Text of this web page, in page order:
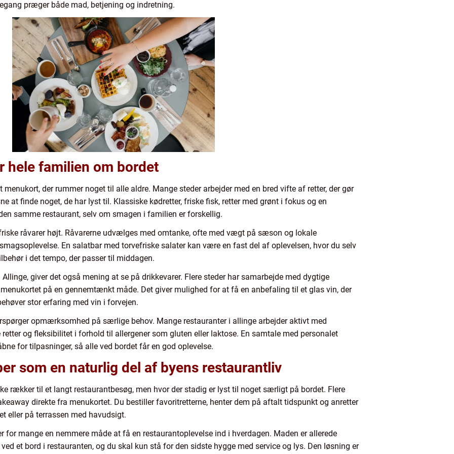
præger både mad, betjening og indretning.
hele familien om bordet
der rummer noget til alle aldre. Mange steder arbejder med en bred vifte af retter, der gør
at finde noget, de har lyst til. Klassiske kødretter, friske fisk, retter med grønt i fokus og en
samme restaurant, selv om smagen i familien er forskellig.
råvarer højt. Råvarerne udvælges med omtanke, ofte med vægt på sæson og lokale
En salatbar med torvefriske salater kan være en fast del af oplevelsen, hvor du selv
i det tempo, der passer til middagen.
giver det også mening at se på drikkevarer. Flere steder har samarbejde med dygtige
på en gennemtænkt måde. Det giver mulighed for at få en anbefaling til et glas vin, der
stor erfaring med vin i forvejen.
opmærksomhed på særlige behov. Mange restauranter i allinge arbejder aktivt med
og fleksibilitet i forhold til allergener som gluten eller laktose. En samtale med personalet
for tilpasninger, så alle ved bordet får en god oplevelse.
som en naturlig del af byens restaurantliv
rækker til et langt restaurantbesøg, men hvor der stadig er lyst til noget særligt på bordet. Flere
direkte fra menukortet. Du bestiller favoritretterne, henter dem på aftalt tidspunkt og anretter
eller på terrassen med havudsigt.
for mange en nemmere måde at få en restaurantoplevelse ind i hverdagen. Maden er allerede
et bord i restauranten, og du skal kun stå for den sidste hygge med service og lys. Den løsning er